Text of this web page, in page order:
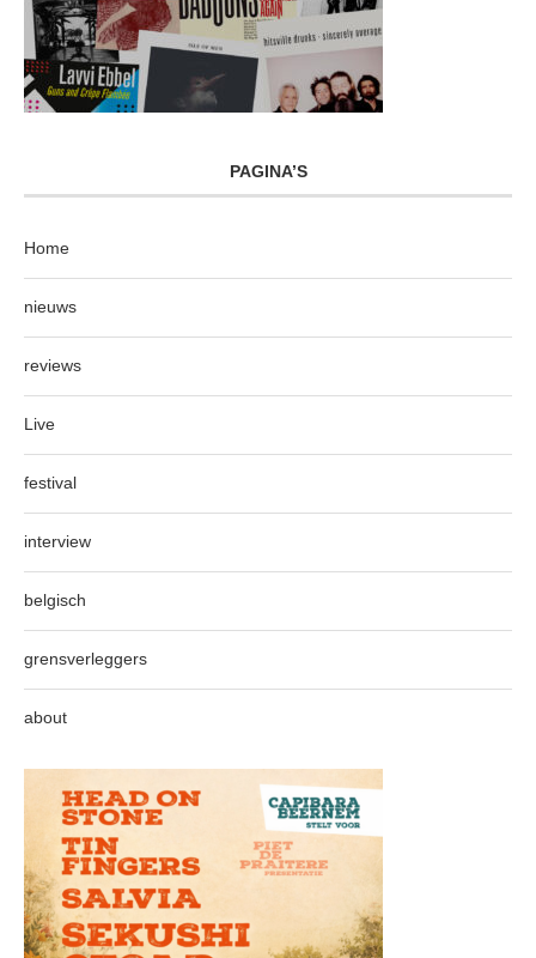
PAGINA’S
Home
nieuws
reviews
Live
festival
interview
belgisch
grensverleggers
about